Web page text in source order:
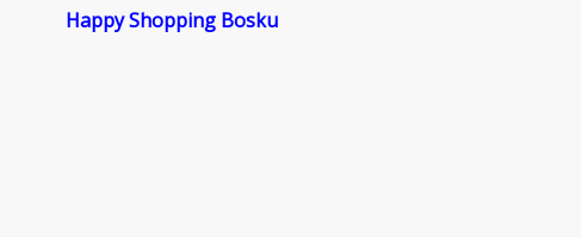
Happy Shopping Bosku